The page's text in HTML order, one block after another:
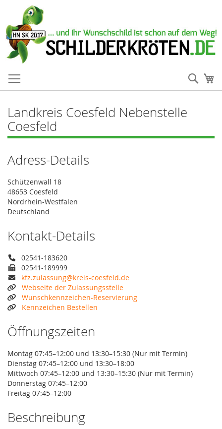
Landkreis Coesfeld Nebenstelle
Coesfeld
Adress-Details
Schützenwall 18
48653 Coesfeld
Nordrhein-Westfalen
Deutschland
Kontakt-Details
02541-183620
02541-189999
kfz.zulassung@kreis-coesfeld.de
Webseite der Zulassungsstelle
Wunschkennzeichen-Reservierung
Kennzeichen Bestellen
Öffnungszeiten
Montag 07:45–12:00 und 13:30–15:30 (Nur mit Termin)
Dienstag 07:45–12:00 und 13:30–18:00
Mittwoch 07:45–12:00 und 13:30–15:30 (Nur mit Termin)
Donnerstag 07:45–12:00
Freitag 07:45–12:00
Beschreibung